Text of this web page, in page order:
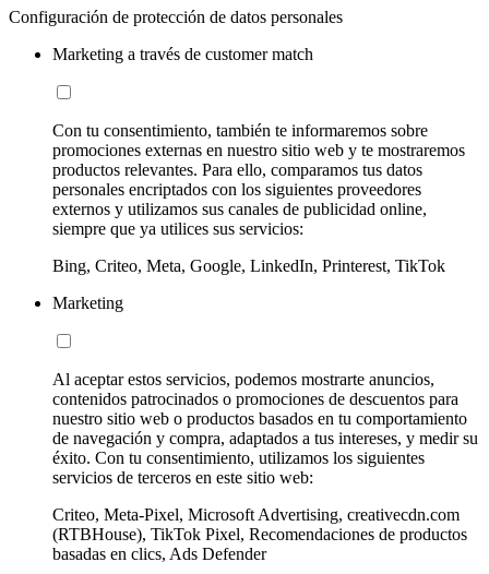
Configuración de protección de datos personales
Marketing a través de customer match
Con tu consentimiento, también te informaremos sobre
promociones externas en nuestro sitio web y te mostraremos
productos relevantes. Para ello, comparamos tus datos
personales encriptados con los siguientes proveedores
externos y utilizamos sus canales de publicidad online,
siempre que ya utilices sus servicios:
Bing, Criteo, Meta, Google, LinkedIn, Printerest, TikTok
Marketing
Al aceptar estos servicios, podemos mostrarte anuncios,
contenidos patrocinados o promociones de descuentos para
nuestro sitio web o productos basados en tu comportamiento
de navegación y compra, adaptados a tus intereses, y medir su
éxito. Con tu consentimiento, utilizamos los siguientes
servicios de terceros en este sitio web:
Criteo, Meta-Pixel, Microsoft Advertising, creativecdn.com
(RTBHouse), TikTok Pixel, Recomendaciones de productos
basadas en clics, Ads Defender